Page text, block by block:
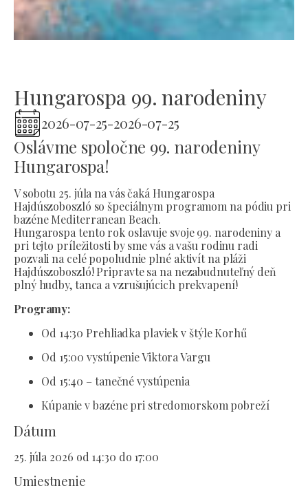
Hungarospa 99. narodeniny
2026-07-25-2026-07-25
Oslávme spoločne 99. narodeniny
Hungarospa!
V sobotu 25. júla na vás čaká Hungarospa
Hajdúszoboszló so špeciálnym programom na pódiu pri
bazéne Mediterranean Beach.
Hungarospa tento rok oslavuje svoje 99. narodeniny a
pri tejto príležitosti by sme vás a vašu rodinu radi
pozvali na celé popoludnie plné aktivít na pláži
Hajdúszoboszló! Pripravte sa na nezabudnuteľný deň
plný hudby, tanca a vzrušujúcich prekvapení!
Programy:
Od 14:30 Prehliadka plaviek v štýle Korhű
Od 15:00 vystúpenie Viktora Vargu
Od 15:40 – tanečné vystúpenia
Kúpanie v bazéne pri stredomorskom pobreží
Dátum
25. júla 2026 od 14:30 do 17:00
Umiestnenie